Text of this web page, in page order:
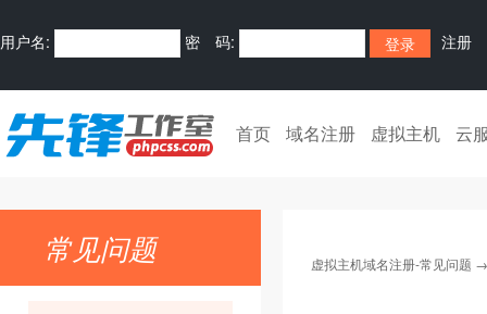
用户名: 密 码: 注册
首页 域名注册 虚拟主机 云
常见问题 虚拟主机域名注册-常见问题